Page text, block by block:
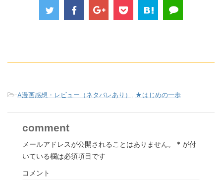
-A漫画感想・レビュー（ネタバレあり） ★はじめの一歩
comment
メールアドレスが公開されることはありません。 * が付
いている欄は必須項目です
コメント